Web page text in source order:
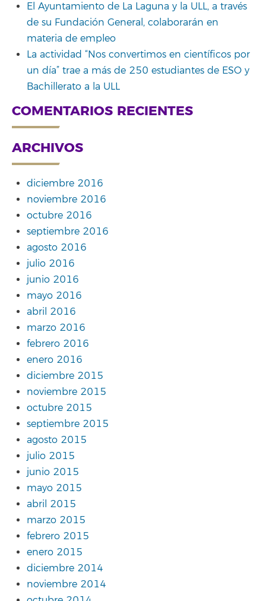
El Ayuntamiento de La Laguna y la ULL, a través
de su Fundación General, colaborarán en
materia de empleo
La actividad “Nos convertimos en científicos por
un día” trae a más de 250 estudiantes de ESO y
Bachillerato a la ULL
COMENTARIOS RECIENTES
ARCHIVOS
diciembre 2016
noviembre 2016
octubre 2016
septiembre 2016
agosto 2016
julio 2016
junio 2016
mayo 2016
abril 2016
marzo 2016
febrero 2016
enero 2016
diciembre 2015
noviembre 2015
octubre 2015
septiembre 2015
agosto 2015
julio 2015
junio 2015
mayo 2015
abril 2015
marzo 2015
febrero 2015
enero 2015
diciembre 2014
noviembre 2014